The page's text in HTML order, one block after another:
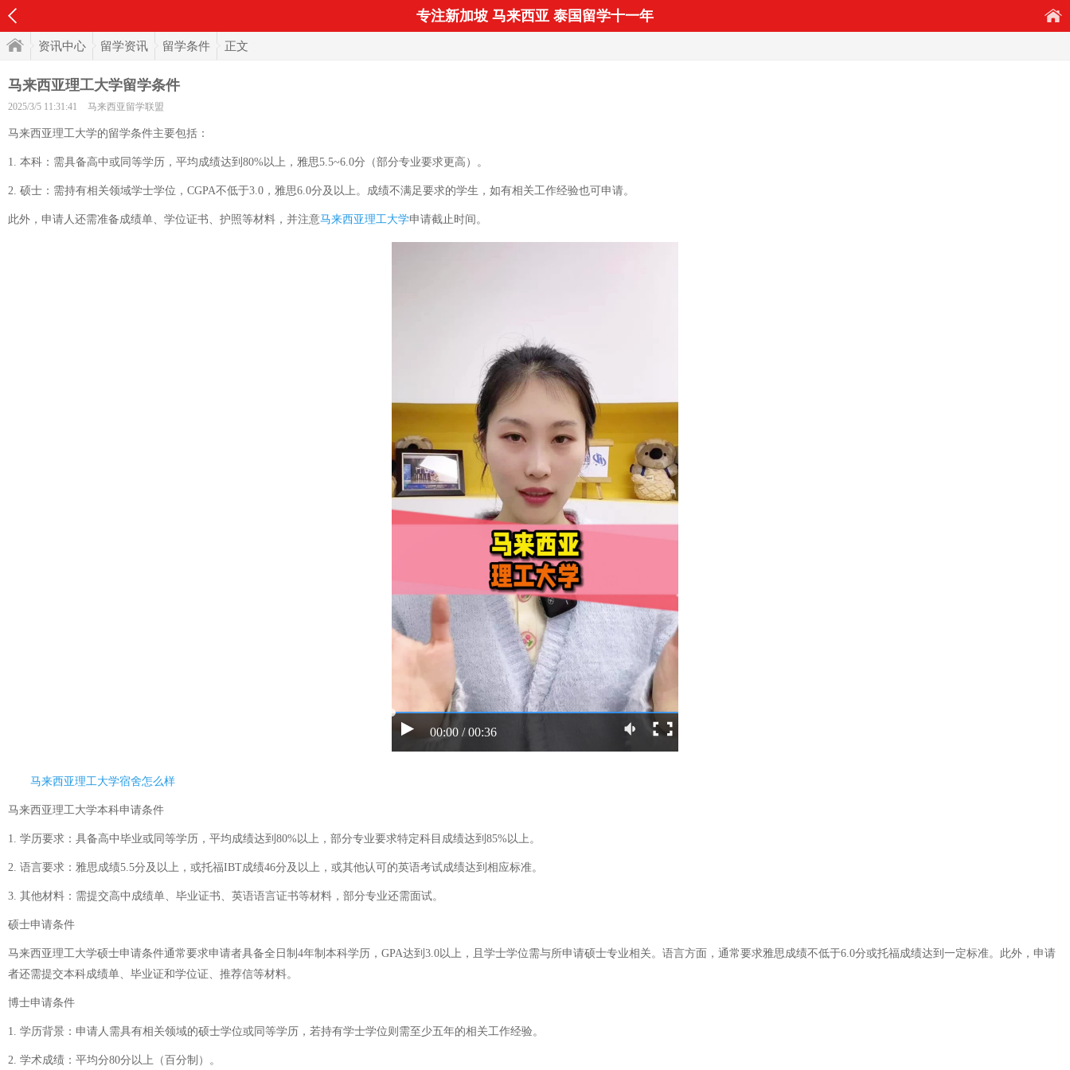
专注新加坡 马来西亚 泰国留学十一年
资讯中心 留学资讯 留学条件 正文
马来西亚理工大学留学条件
2025/3/5 11:31:41 马来西亚留学联盟
马来西亚理工大学的留学条件主要包括：
1. 本科：需具备高中或同等学历，平均成绩达到80%以上，雅思5.5~6.0分（部分专业要求更高）。
2. 硕士：需持有相关领域学士学位，CGPA不低于3.0，雅思6.0分及以上。成绩不满足要求的学生，如有相关工作经验也可申请。
此外，申请人还需准备成绩单、学位证书、护照等材料，并注意马来西亚理工大学申请截止时间。
00:00 / 00:36
马来西亚理工大学宿舍怎么样
马来西亚理工大学本科申请条件
1. 学历要求：具备高中毕业或同等学历，平均成绩达到80%以上，部分专业要求特定科目成绩达到85%以上。
2. 语言要求：雅思成绩5.5分及以上，或托福IBT成绩46分及以上，或其他认可的英语考试成绩达到相应标准。
3. 其他材料：需提交高中成绩单、毕业证书、英语语言证书等材料，部分专业还需面试。
硕士申请条件
马来西亚理工大学硕士申请条件通常要求申请者具备全日制4年制本科学历，GPA达到3.0以上，且学士学位需与所申请硕士专业相关。语言方面，通常要求雅思成绩不低于6.0分或托福成绩达到一定标准。此外，申请
者还需提交本科成绩单、毕业证和学位证、推荐信等材料。
博士申请条件
1. 学历背景：申请人需具有相关领域的硕士学位或同等学历，若持有学士学位则需至少五年的相关工作经验。
2. 学术成绩：平均分80分以上（百分制）。